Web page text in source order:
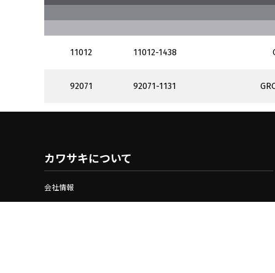
11012 11012-1438
92071 92071-1131
36001 36001-1501-H3
92075 92075-1634
カワサキについて
会社情報